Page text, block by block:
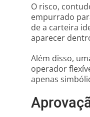
O risco,
empurrado
de a carteira
aparecer
Além disso,
operador
apenas